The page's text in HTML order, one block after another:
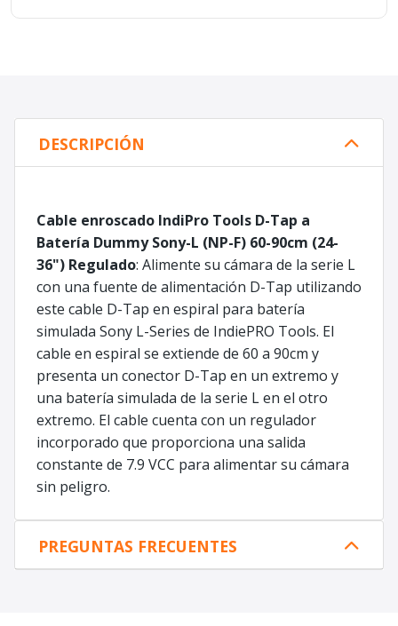
DESCRIPCIÓN
Cable enroscado IndiPro Tools D-Tap a
Batería Dummy Sony-L (NP-F) 60-90cm (24-
36") Regulado: Alimente su cámara de la serie L
con una fuente de alimentación D-Tap utilizando
este cable D-Tap en espiral para batería
simulada Sony L-Series de IndiePRO Tools. El
cable en espiral se extiende de 60 a 90cm y
presenta un conector D-Tap en un extremo y
una batería simulada de la serie L en el otro
extremo. El cable cuenta con un regulador
incorporado que proporciona una salida
constante de 7.9 VCC para alimentar su cámara
sin peligro.
PREGUNTAS FRECUENTES